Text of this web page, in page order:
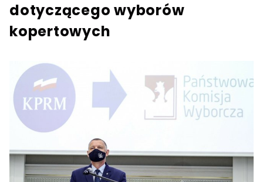
dotyczącego wyborów
kopertowych